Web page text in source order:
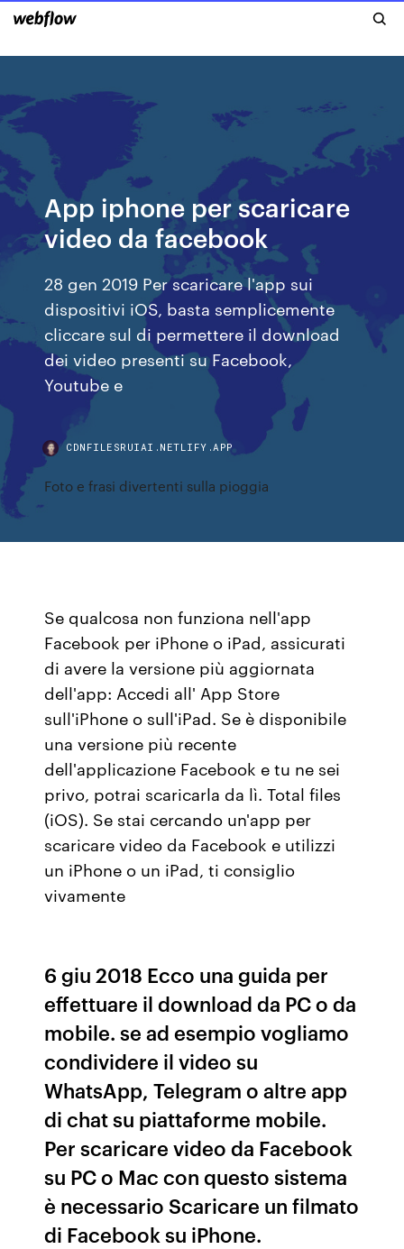
App iphone per scaricare
video da facebook
28 gen 2019 Per scaricare l'app sui
dispositivi iOS, basta semplicemente
cliccare sul di permettere il download
dei video presenti su Facebook,
Youtube e
CDNFILESRUIAI.NETLIFY.APP
Foto e frasi divertenti sulla pioggia
Se qualcosa non funziona nell'app
Facebook per iPhone o iPad, assicurati
di avere la versione più aggiornata
dell'app: Accedi all' App Store
sull'iPhone o sull'iPad. Se è disponibile
una versione più recente
dell'applicazione Facebook e tu ne sei
privo, potrai scaricarla da lì. Total files
(iOS). Se stai cercando un'app per
scaricare video da Facebook e utilizzi
un iPhone o un iPad, ti consiglio
vivamente
6 giu 2018 Ecco una guida per
effettuare il download da PC o da
mobile. se ad esempio vogliamo
condividere il video su
WhatsApp, Telegram o altre app
di chat su piattaforme mobile.
Per scaricare video da Facebook
su PC o Mac con questo sistema
è necessario Scaricare un filmato
di Facebook su iPhone.